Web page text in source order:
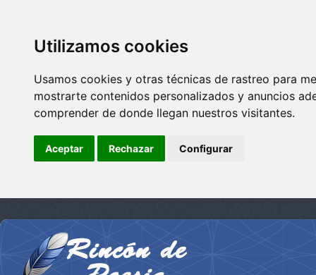
Utilizamos cookies
Usamos cookies y otras técnicas de rastreo para
mostrarte contenidos personalizados y anuncios
comprender de donde llegan nuestros visitantes.
Aceptar Rechazar Configurar